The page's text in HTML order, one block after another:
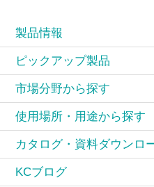
製品情報
ピックアップ製品
市場分野から探す
使用場所・用途から探す
カタログ・資料ダウンロ
KCブログ